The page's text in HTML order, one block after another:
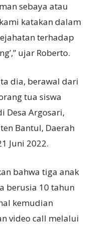
sebaya atau
katakan dalam
terhadap
ujar Roberto.
dia, berawal dari
tua siswa
Desa Argosari,
Bantul, Daerah
Juni 2022.
bahwa tiga anak
berusia 10 tahun
kemudian
video call melalui